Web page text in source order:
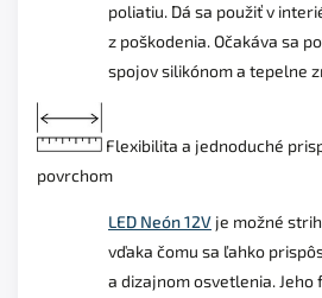
poliatiu. Dá sa použiť v
z poškodenia. Očakáva sa
spojov silikónom a tepelne
Flexibilita a jednoduché
povrchom
LED Neón 12V je možné
vďaka čomu sa ľahko
a dizajnom osvetlenia.